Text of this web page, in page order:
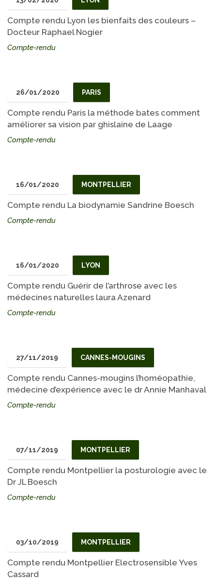
Compte rendu Lyon les bienfaits des couleurs –
Docteur Raphael Nogier
Compte-rendu
26/01/2020 PARIS
Compte rendu Paris la méthode bates comment
améliorer sa vision par ghislaine de Laage
Compte-rendu
16/01/2020 MONTPELLIER
Compte rendu La biodynamie Sandrine Boesch
Compte-rendu
16/01/2020 LYON
Compte rendu Guérir de l’arthrose avec les
médecines naturelles laura Azenard
Compte-rendu
27/11/2019 CANNES-MOUGINS
Compte rendu Cannes-mougins l’homéopathie,
médecine d’expérience avec le dr Annie Manhaval
Compte-rendu
07/11/2019 MONTPELLIER
Compte rendu Montpellier la posturologie avec le
Dr JL Boesch
Compte-rendu
03/10/2019 MONTPELLIER
Compte rendu Montpellier Electrosensible Yves
Cassard